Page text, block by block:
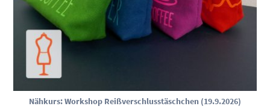
Nähkurs: Workshop Reißverschlusstäschchen (19.9.2026)